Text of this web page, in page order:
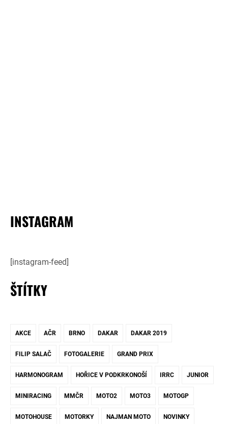
INSTAGRAM
[instagram-feed]
ŠTÍTKY
AKCE AČR BRNO DAKAR DAKAR 2019
FILIP SALAČ FOTOGALERIE GRAND PRIX
HARMONOGRAM HOŘICE V PODKRKONOŠÍ IRRC JUNIOR
MINIRACING MMČR MOTO2 MOTO3 MOTOGP
MOTOHOUSE MOTORKY NAJMAN MOTO NOVINKY